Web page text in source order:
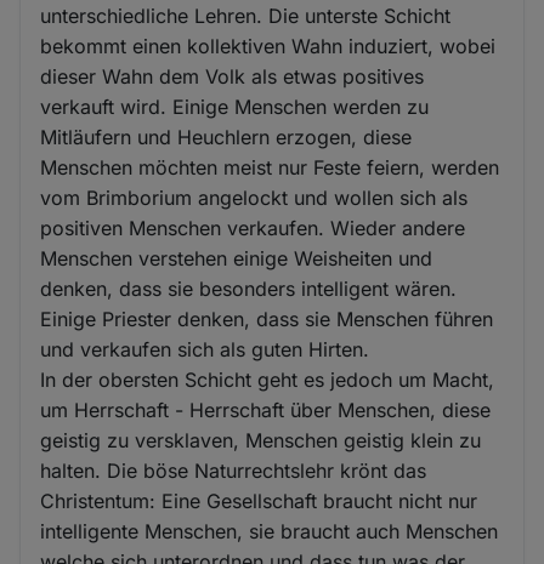
unterschiedliche Lehren. Die unterste Schicht
bekommt einen kollektiven Wahn induziert, wobei
dieser Wahn dem Volk als etwas positives
verkauft wird. Einige Menschen werden zu
Mitläufern und Heuchlern erzogen, diese
Menschen möchten meist nur Feste feiern, werden
vom Brimborium angelockt und wollen sich als
positiven Menschen verkaufen. Wieder andere
Menschen verstehen einige Weisheiten und
denken, dass sie besonders intelligent wären.
Einige Priester denken, dass sie Menschen führen
und verkaufen sich als guten Hirten.
In der obersten Schicht geht es jedoch um Macht,
um Herrschaft - Herrschaft über Menschen, diese
geistig zu versklaven, Menschen geistig klein zu
halten. Die böse Naturrechtslehr krönt das
Christentum: Eine Gesellschaft braucht nicht nur
intelligente Menschen, sie braucht auch Menschen